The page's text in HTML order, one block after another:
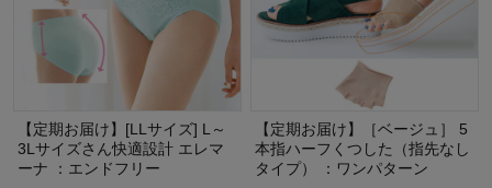
【定期お届け】[LLサイズ] L～
3Lサイズさん快適設計 エレマ
ーナ ：エンドフリー
【定期お届け】［ベージュ］ 5
本指ハーフくつした（指先なし
タイプ） ：ワンパターン